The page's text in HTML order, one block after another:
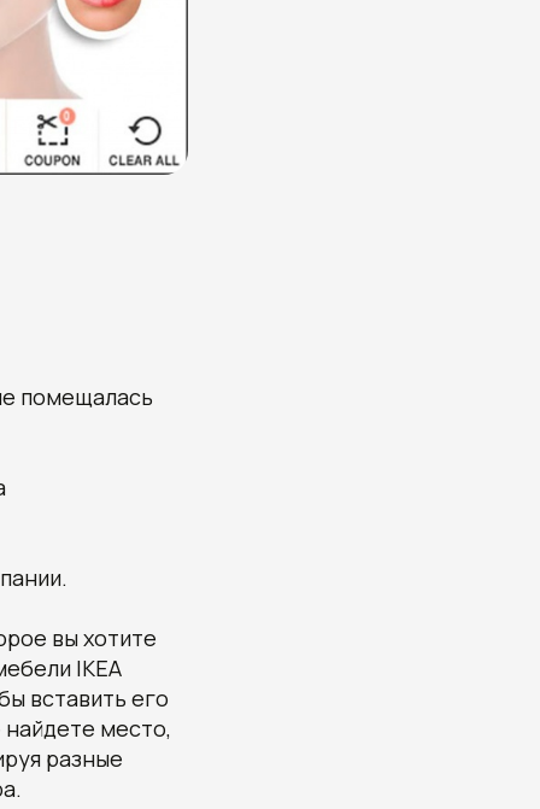
помещалась
вы хотите
IKEA
вставить его
найдете место,
разные